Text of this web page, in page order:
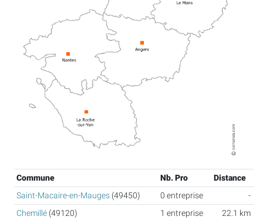
Commune Nb. Pro
Distance
Saint-Macaire-en-Mauges (49450) 0 entreprise
-
Chemillé (49120) 1 entreprise 22.1 km